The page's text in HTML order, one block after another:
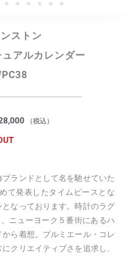
ストン
アルカレンダー
（税込）
ランドとして名を馳せていた
て発表したタイムピースとな
なっております。時計のラグ
ニューヨーク５番街にあるハ
ら着想。プルミエール・コレ
クリエイティブさを追求し、